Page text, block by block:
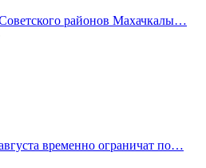
районов Махачкалы…
временно ограничат по…